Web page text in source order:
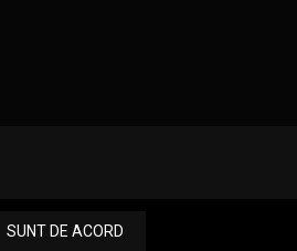
SUNT DE ACORD